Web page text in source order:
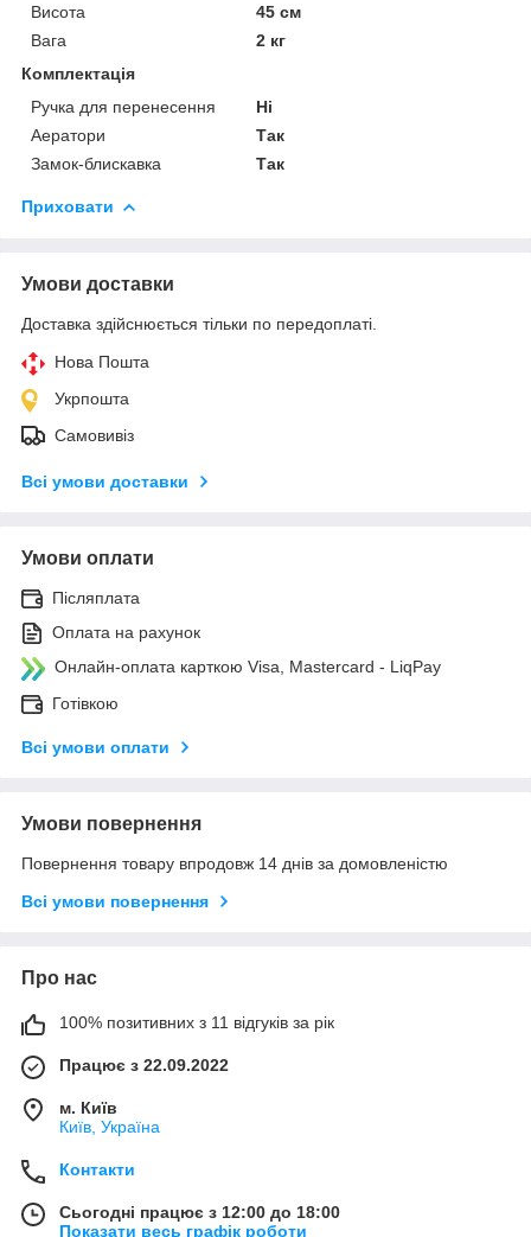
Висота
45 см
Вага
2 кг
Комплектація
Ручка для перенесення
Ні
Аератори
Так
Замок-блискавка
Так
Приховати
Умови доставки
Доставка здійснюється тільки по передоплаті.
Нова Пошта
Укрпошта
Самовивіз
Всі умови доставки
Умови оплати
Післяплата
Оплата на рахунок
Онлайн-оплата карткою Visa, Mastercard - LiqPay
Готівкою
Всі умови оплати
Умови повернення
Повернення товару впродовж 14 днів за домовленістю
Всі умови повернення
Про нас
100% позитивних з 11 відгуків за рік
Працює з 22.09.2022
м. Київ
Київ, Україна
Контакти
Сьогодні працює з 12:00 до 18:00
Показати весь графік роботи